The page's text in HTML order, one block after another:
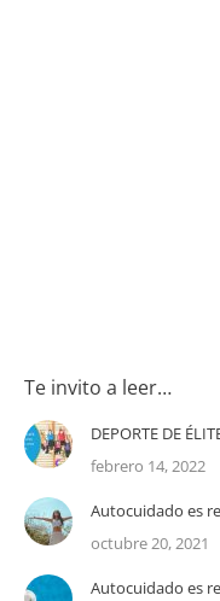
Te invito a leer…
DEPORTE DE
febrero 14, 2022
Autocuidado es
octubre 20, 2021
Autocuidado es